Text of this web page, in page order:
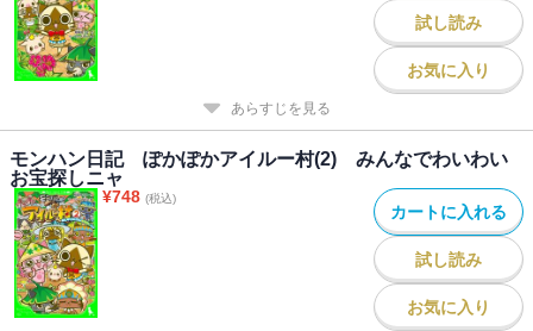
試し読み
お気に入り
あらすじを見る
モンハン日記 ぽかぽかアイルー村(2) みんなでわいわい
お宝探しニャ
¥748 (税込)
カートに入れる
試し読み
お気に入り